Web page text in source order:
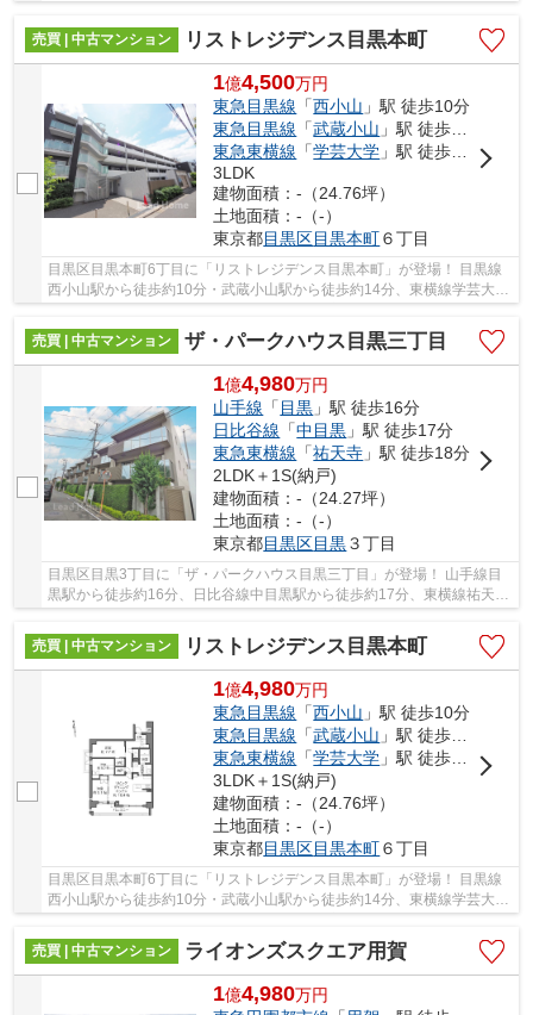
売買 | 中古マンション
リストレジデンス目黒本町
1億4,500万円
東急目黒線 「西小山 」駅 徒歩10分
東急目黒線 「武蔵小山 」駅 徒歩14分
東急東横線 「学芸大学 」駅 徒歩20分
3LDK
建物面積：-（24.76坪）
土地面積：-（-）
東京都目黒区目黒本町６丁目
目黒区目黒本町6丁目に「リストレジデンス目黒本町」が登場！ 目黒線
西小山駅から徒歩約10分・武蔵小山駅から徒歩約14分、東横線学芸大学
売買 | 中古マンション
ザ・パークハウス目黒三丁目
1億4,980万円
山手線 「 目黒 」駅 徒歩16分
日比谷線 「中目黒 」駅 徒歩17分
東急東横線 「祐天寺 」駅 徒歩18分
2LDK＋1S(納戸)
建物面積：-（24.27坪）
土地面積：-（-）
東京都目黒区目黒３丁目
目黒区目黒3丁目に「ザ・パークハウス目黒三丁目」が登場！ 山手線目
黒駅から徒歩約16分、日比谷線中目黒駅から徒歩約17分、東横線祐天寺
売買 | 中古マンション
リストレジデンス目黒本町
1億4,980万円
東急目黒線 「西小山 」駅 徒歩10分
東急目黒線 「武蔵小山 」駅 徒歩14分
東急東横線 「学芸大学 」駅 徒歩20分
3LDK＋1S(納戸)
建物面積：-（24.76坪）
土地面積：-（-）
東京都目黒区目黒本町６丁目
目黒区目黒本町6丁目に「リストレジデンス目黒本町」が登場！ 目黒線
西小山駅から徒歩約10分・武蔵小山駅から徒歩約14分、東横線学芸大学
売買 | 中古マンション
ライオンズスクエア用賀
1億4,980万円